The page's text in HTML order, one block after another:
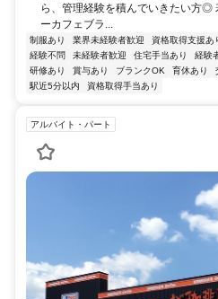
ら、管理経験を積んでいきたい方◎
ーカフェブラ...
制服あり 業界未経験者歓迎 資格取得支援あ
経験不問
未経験者歓迎 住宅手当あり 経験
研修あり
賞与あり ブランクOK 育休あり
駅近5分以内
資格取得手当あり
アルバイト・パート